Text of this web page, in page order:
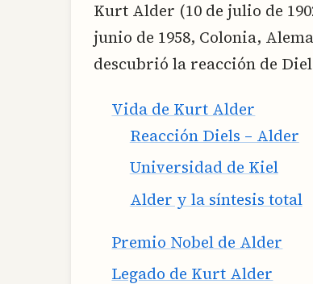
Kurt Alder (10 de julio de
junio de 1958, Colonia,
descubrió la reacción de
Vida de Kurt Alder
Reacción Diels – Alder
Universidad de Kiel
Alder y la síntesis total
Premio Nobel de Alder
Legado de Kurt Alder